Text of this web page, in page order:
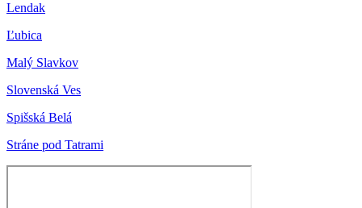
Lendak
Ľubica
Malý Slavkov
Slovenská Ves
Spišská Belá
Stráne pod Tatrami